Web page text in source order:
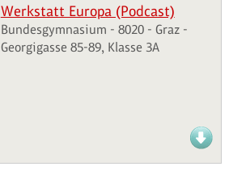
Werkstatt Europa (Podcast)
Bundesgymnasium - 8020 - Graz -
Georgigasse 85-89, Klasse 3A